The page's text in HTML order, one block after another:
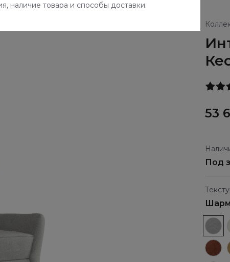
53
Под
Шарм
наличие товара и способы доставки.